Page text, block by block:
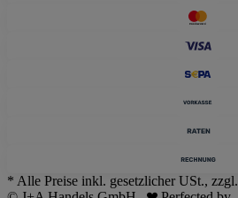
* Alle Preise inkl. gesetzlicher USt., zzgl.